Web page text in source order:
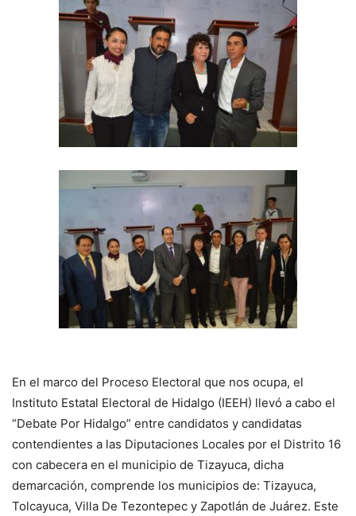
En el marco del Proceso Electoral que nos ocupa, el
Instituto Estatal Electoral de Hidalgo (IEEH) llevó a cabo el
“Debate Por Hidalgo” entre candidatos y candidatas
contendientes a las Diputaciones Locales por el Distrito 16
con cabecera en el municipio de Tizayuca, dicha
demarcación, comprende los municipios de: Tizayuca,
Tolcayuca, Villa De Tezontepec y Zapotlán de Juárez. Este